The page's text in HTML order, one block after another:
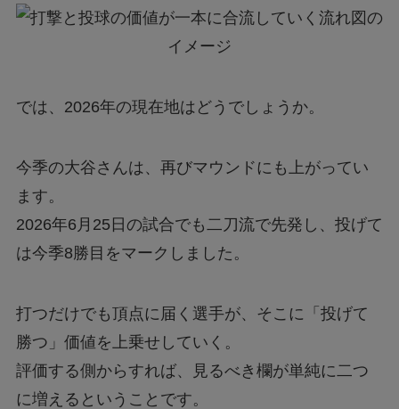
では、2026年の現在地はどうでしょうか。
今季の大谷さんは、再びマウンドにも上がってい
ます。
2026年6月25日の試合でも二刀流で先発し、投げて
は今季8勝目をマークしました。
打つだけでも頂点に届く選手が、そこに「投げて
勝つ」価値を上乗せしていく。
評価する側からすれば、見るべき欄が単純に二つ
に増えるということです。